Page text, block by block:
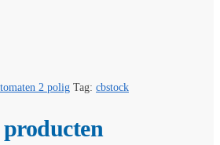
2 polig Tag: cbstock
producten